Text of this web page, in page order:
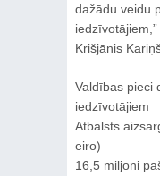
dažādu veidu
Krišjānis
Valdības pieci
iedzīvotājiem
Atbalsts
eiro)
16,5 miljoni